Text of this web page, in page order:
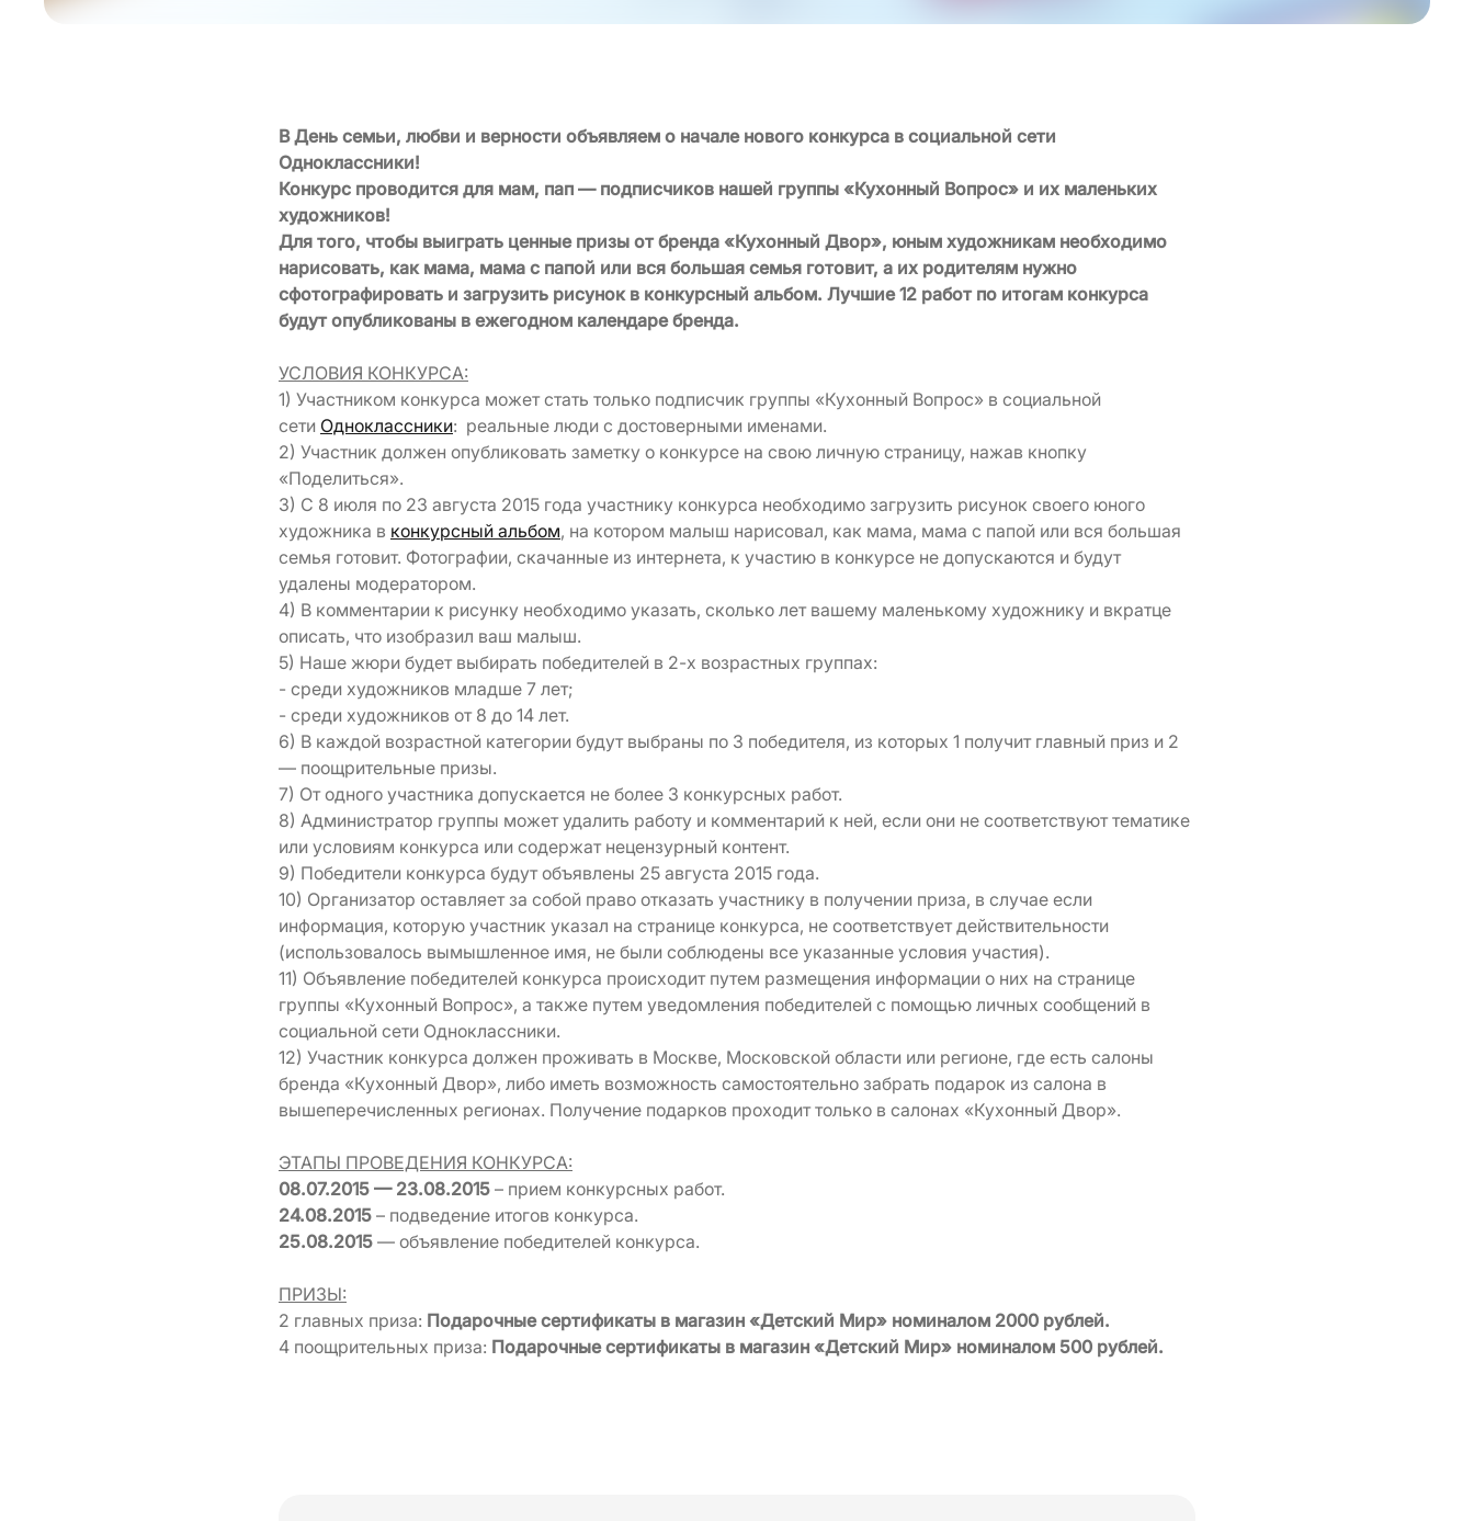
В День семьи, любви и верности объявляем о начале нового конкурса в социальной сети
Одноклассники!
Конкурс проводится для мам, пап — подписчиков нашей группы «Кухонный Вопрос» и их маленьких
художников!
Для того, чтобы выиграть ценные призы от бренда «Кухонный Двор», юным художникам необходимо
нарисовать, как мама, мама с папой или вся большая семья готовит, а их родителям нужно
сфотографировать и загрузить рисунок в конкурсный альбом. Лучшие 12 работ по итогам конкурса
будут опубликованы в ежегодном календаре бренда.
УСЛОВИЯ КОНКУРСА:
1) Участником конкурса может стать только подписчик группы «Кухонный Вопрос» в социальной
сети Одноклассники: реальные люди с достоверными именами.
2) Участник должен опубликовать заметку о конкурсе на свою личную страницу, нажав кнопку
«Поделиться».
3) С 8 июля по 23 августа 2015 года участнику конкурса необходимо загрузить рисунок своего юного
художника в конкурсный альбом, на котором малыш нарисовал, как мама, мама с папой или вся большая
семья готовит. Фотографии, скачанные из интернета, к участию в конкурсе не допускаются и будут
удалены модератором.
4) В комментарии к рисунку необходимо указать, сколько лет вашему маленькому художнику и вкратце
описать, что изобразил ваш малыш.
5) Наше жюри будет выбирать победителей в 2-х возрастных группах:
- среди художников младше 7 лет;
- среди художников от 8 до 14 лет.
6) В каждой возрастной категории будут выбраны по 3 победителя, из которых 1 получит главный приз и 2
— поощрительные призы.
7) От одного участника допускается не более 3 конкурсных работ.
8) Администратор группы может удалить работу и комментарий к ней, если они не соответствуют тематике
или условиям конкурса или содержат нецензурный контент.
9) Победители конкурса будут объявлены 25 августа 2015 года.
10) Организатор оставляет за собой право отказать участнику в получении приза, в случае если
информация, которую участник указал на странице конкурса, не соответствует действительности
(использовалось вымышленное имя, не были соблюдены все указанные условия участия).
11) Объявление победителей конкурса происходит путем размещения информации о них на странице
группы «Кухонный Вопрос», а также путем уведомления победителей с помощью личных сообщений в
социальной сети Одноклассники.
12) Участник конкурса должен проживать в Москве, Московской области или регионе, где есть салоны
бренда «Кухонный Двор», либо иметь возможность самостоятельно забрать подарок из салона в
вышеперечисленных регионах. Получение подарков проходит только в салонах «Кухонный Двор».
ЭТАПЫ ПРОВЕДЕНИЯ КОНКУРСА:
08.07.2015 — 23.08.2015 – прием конкурсных работ.
24.08.2015 – подведение итогов конкурса.
25.08.2015 — объявление победителей конкурса.
ПРИЗЫ:
2 главных приза: Подарочные сертификаты в магазин «Детский Мир» номиналом 2000 рублей.
4 поощрительных приза: Подарочные сертификаты в магазин «Детский Мир» номиналом 500 рублей.